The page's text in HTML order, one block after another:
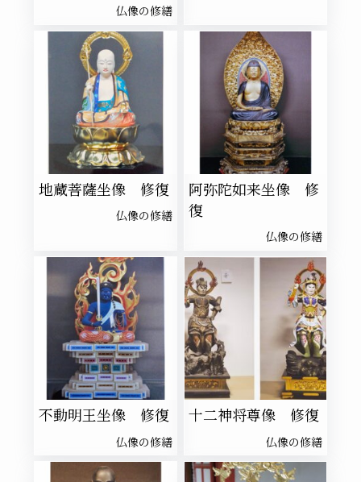
仏像の修繕
地蔵菩薩坐像 修復
仏像の修繕
阿弥陀如来坐像 修
復
仏像の修繕
不動明王坐像 修復
仏像の修繕
十二神将尊像 修復
仏像の修繕